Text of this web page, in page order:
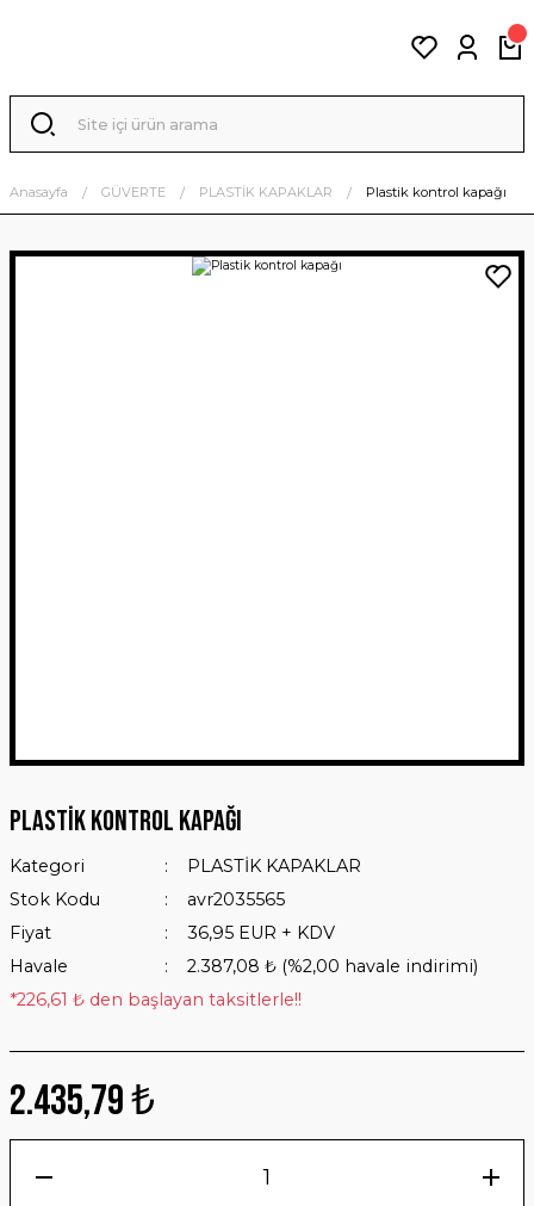
Anasayfa GÜVERTE PLASTİK KAPAKLAR Plastik kontrol kapağı
Plastik kontrol kapağı
Kategori
PLASTİK KAPAKLAR
Stok Kodu
avr2035565
Fiyat
36,95 EUR + KDV
Havale
2.387,08 ₺ (%2,00 havale indirimi)
*226,61 ₺ den başlayan taksitlerle!!
2.435,79 ₺